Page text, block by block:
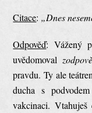
Citace: „Dnes
Odpověď: Vážený
uvědomoval
pravdu. Ty ale
ducha s
vakcinaci. Vtahuješ